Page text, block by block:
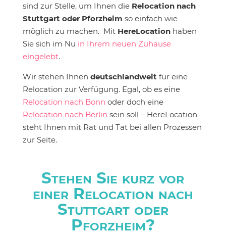
sind zur Stelle, um Ihnen die Relocation nach
Stuttgart oder Pforzheim so einfach wie
möglich zu machen. Mit HereLocationhaben
Sie sich im Nu in Ihrem neuen Zuhause
eingelebt.
Wir stehen Ihnen deutschlandweit für eine
Relocation zur Verfügung. Egal, ob es eine
Relocation nach Bonn oder doch eine
Relocation nach Berlin sein soll – HereLocation
steht Ihnen mit Rat und Tat bei allen Prozessen
zur Seite.
Stehen Sie kurz vor
einer Relocation nach
Stuttgart oder
Pforzheim?